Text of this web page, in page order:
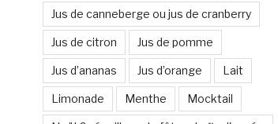
Jus de canneberge ou jus de cranberry
Jus de citron Jus de pomme
Jus d’ananas Jus d’orange Lait
Limonade Menthe Mocktail